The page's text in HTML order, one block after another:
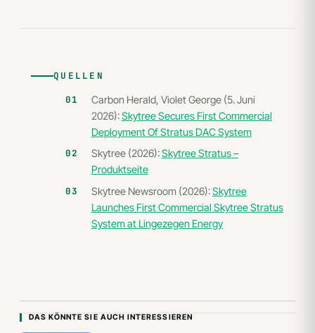
QUELLEN
Carbon Herald, Violet George (5. Juni
2026):Skytree Secures First Commercial
Deployment Of Stratus DAC System
Skytree (2026):Skytree Stratus –
Produktseite
Skytree Newsroom (2026):Skytree
Launches First Commercial Skytree Stratus
System at Lingezegen Energy
DAS KÖNNTE SIE AUCH INTERESSIEREN